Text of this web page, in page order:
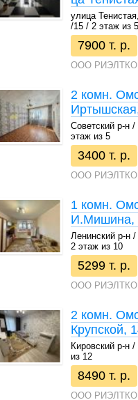
улица
/15 / 2 этаж из 5
7900 т. р.
ООО
2 комн.
Советский р-н
этаж из 5
3400 т. р.
ООО
1 комн.
И.Мишина,
Ленинский р-н
2 этаж из 10
5299 т. р.
ООО
2 комн.
Крупской,
Кировский р-н
из 12
8490 т. р.
ООО